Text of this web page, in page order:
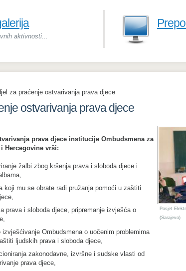
aktivnosti...
za praćenje ostvarivanja prava djece
ostvarivanja prava djece
Posjet
(Sarajevo)
prava djece institucije Ombudsmena za
Hercegovine vrši:
žalbi zbog kršenja prava i sloboda djece i
koji mu se obrate radi pružanja pomoći u zaštiti
prava i sloboda djece, pripremanje izvješća o
izvješćivanje Ombudsmena o uočenim problemima
ljudskih prava i sloboda djece,
zakonodavne, izvršne i sudske vlasti od
prava djece,